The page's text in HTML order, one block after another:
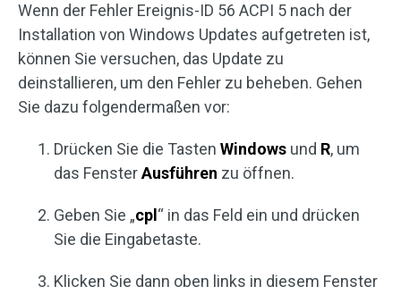
Wenn der Fehler Ereignis-ID 56 ACPI 5 nach der
Installation von Windows Updates aufgetreten ist,
können Sie versuchen, das Update zu
deinstallieren, um den Fehler zu beheben. Gehen
Sie dazu folgendermaßen vor:
Drücken Sie die Tasten Windows und R, um
das FensterAusführen zu öffnen.
Geben Sie „cpl “ in das Feld ein und drücken
Sie die Eingabetaste.
Klicken Sie dann oben links in diesem Fenster